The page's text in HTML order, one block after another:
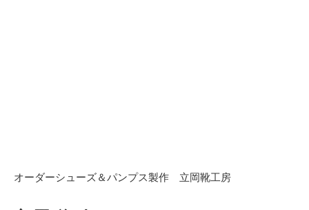
オーダーシューズ＆パンプス製作 立岡靴工房